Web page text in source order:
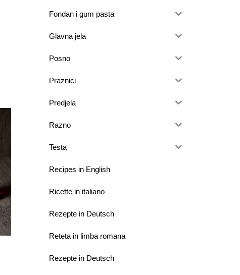
Fondan i gum pasta
Glavna jela
Posno
Praznici
Predjela
Razno
Testa
Recipes in English
Ricette in italiano
Rezepte in Deutsch
Reteta in limba romana
Rezepte in Deutsch